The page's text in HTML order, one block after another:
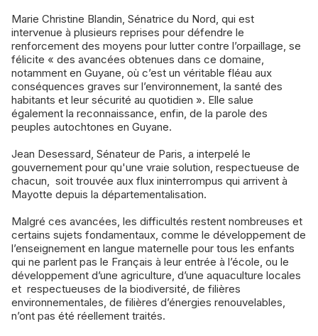
Marie Christine Blandin, Sénatrice du Nord, qui est
intervenue à plusieurs reprises pour défendre le
renforcement des moyens pour lutter contre l’orpaillage, se
félicite « des avancées obtenues dans ce domaine,
notamment en Guyane, où c’est un véritable fléau aux
conséquences graves sur l’environnement, la santé des
habitants et leur sécurité au quotidien ». Elle salue
également la reconnaissance, enfin, de la parole des
peuples autochtones en Guyane.
Jean Desessard, Sénateur de Paris, a interpelé le
gouvernement pour qu'une vraie solution, respectueuse de
chacun, soit trouvée aux flux ininterrompus qui arrivent à
Mayotte depuis la départementalisation.
Malgré ces avancées, les difficultés restent nombreuses et
certains sujets fondamentaux, comme le développement de
l’enseignement en langue maternelle pour tous les enfants
qui ne parlent pas le Français à leur entrée à l’école, ou le
développement d’une agriculture, d’une aquaculture locales
et respectueuses de la biodiversité, de filières
environnementales, de filières d’énergies renouvelables,
n’ont pas été réellement traités.